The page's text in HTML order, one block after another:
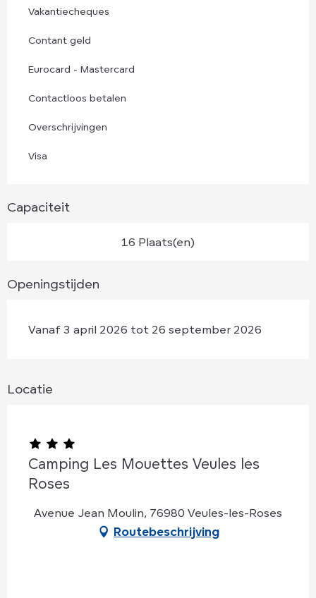
Vakantiecheques
Contant geld
Eurocard - Mastercard
Contactloos betalen
Overschrijvingen
Visa
Capaciteit
16 Plaats(en)
Openingstijden
Vanaf 3 april 2026 tot 26 september 2026
Locatie
Camping Les Mouettes Veules les
Roses
Avenue Jean Moulin, 76980 Veules-les-Roses
Routebeschrijving